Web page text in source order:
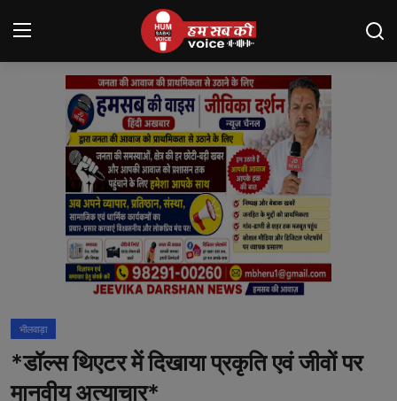
Login Register
About us
शाहपुरा
मनोरंजन
भीलवाड़ा
*डॉल्स थिएटर में दिखाया प्रकृति एवं जीवों पर
मानवीय अत्याचार*